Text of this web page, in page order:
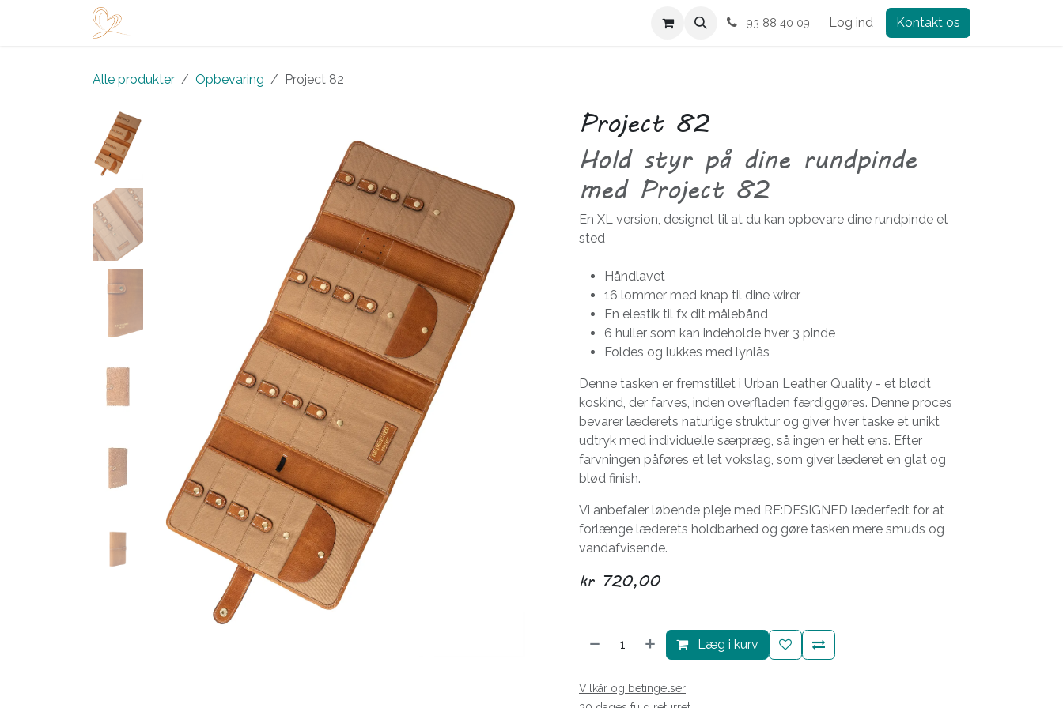
93 88 40 09 Log ind Kontakt os
Alle produkter Opbevaring Project 82
Project 82
Hold styr på dine rundpinde
med Project 82
En XL version, designet til at du kan opbevare dine rundpinde et
sted
Håndlavet
16 lommer med knap til dine wirer
En elestik til fx dit målebånd
6 huller som kan indeholde hver 3 pinde
Foldes og lukkes med lynlås
Denne tasken er fremstillet i Urban Leather Quality - et blødt
koskind, der farves, inden overfladen færdiggøres. Denne proces
bevarer læderets naturlige struktur og giver hver taske et unikt
udtryk med individuelle særpræg, så ingen er helt ens. Efter
farvningen påføres et let vokslag, som giver læderet en glat og
blød finish.
Vi anbefaler løbende pleje med RE:DESIGNED læderfedt for at
forlænge læderets holdbarhed og gøre tasken mere smuds og
vandafvisende.
kr 720,00
Læg i kurv
Vilkår og betingelser